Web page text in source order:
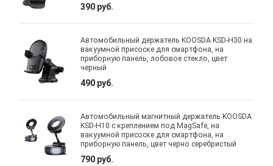
390 руб.
Автомобильный держатель KOOSDA KSD-H30 на
вакуумной присоске для смартфона, на
приборную панель, лобовое стекло, цвет
черный
490 руб.
Автомобильный магнитный держатель KOOSDA
KSD-H10 с креплением под MagSafe, на
вакуумной присоске для смартфона, на
приборную панель, цвет черно серебристый
790 руб.